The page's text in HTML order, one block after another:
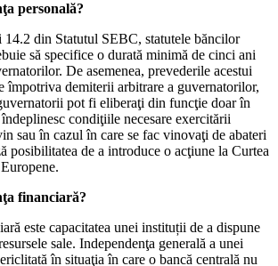
personală?
din Statutul SEBC, statutele băncilor
să specifice o durată minimă de cinci ani
De asemenea, prevederile acestui
împotriva demiterii arbitrare a guvernatorilor,
pot fi eliberaţi din funcţie doar în
condiţiile necesare exercitării
sau în cazul în care se fac vinovaţi de abateri
posibilitatea de a introduce o acţiune la Curtea
financiară?
este capacitatea unei instituții de a dispune
sale. Independenţa generală a unei
în situaţia în care o bancă centrală nu